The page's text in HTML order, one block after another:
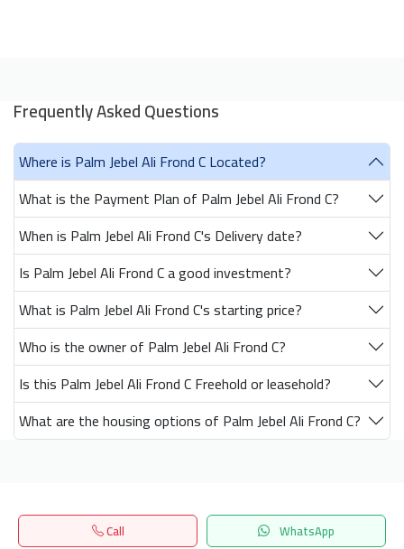
Frequently Asked Questions
Where is Palm Jebel Ali Frond C Located?
What is the Payment Plan of Palm Jebel Ali Frond C?
When is Palm Jebel Ali Frond C's Delivery date?
Is Palm Jebel Ali Frond C a good investment?
What is Palm Jebel Ali Frond C's starting price?
Who is the owner of Palm Jebel Ali Frond C?
Is this Palm Jebel Ali Frond C Freehold or leasehold?
What are the housing options of Palm Jebel Ali Frond C?
Call WhatsApp
Get our latest news